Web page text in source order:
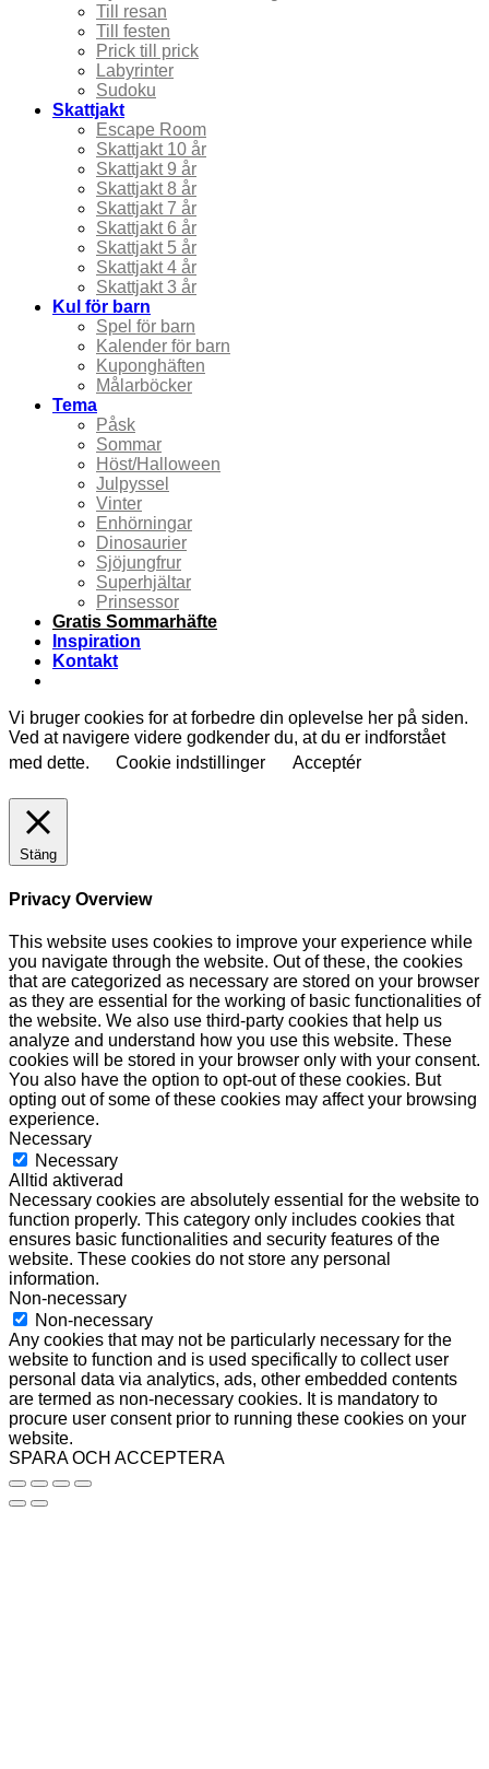
Till resan
Till festen
Prick till prick
Labyrinter
Sudoku
Skattjakt
Escape Room
Skattjakt 10 år
Skattjakt 9 år
Skattjakt 8 år
Skattjakt 7 år
Skattjakt 6 år
Skattjakt 5 år
Skattjakt 4 år
Skattjakt 3 år
Kul för barn
Spel för barn
Kalender för barn
Kuponghäften
Målarböcker
Tema
Påsk
Sommar
Höst/Halloween
Julpyssel
Vinter
Enhörningar
Dinosaurier
Sjöjungfrur
Superhjältar
Prinsessor
Gratis Sommarhäfte
Inspiration
Kontakt
Vi bruger cookies for at forbedre din oplevelse her på siden.
Ved at navigere videre godkender du, at du er indforstået
med dette.
Cookie indstillinger Acceptér
Stäng
Privacy Overview
This website uses cookies to improve your experience while
you navigate through the website. Out of these, the cookies
that are categorized as necessary are stored on your browser
as they are essential for the working of basic functionalities of
the website. We also use third-party cookies that help us
analyze and understand how you use this website. These
cookies will be stored in your browser only with your consent.
You also have the option to opt-out of these cookies. But
opting out of some of these cookies may affect your browsing
experience.
Necessary
Necessary
Alltid aktiverad
Necessary cookies are absolutely essential for the website to
function properly. This category only includes cookies that
ensures basic functionalities and security features of the
website. These cookies do not store any personal
information.
Non-necessary
Non-necessary
Any cookies that may not be particularly necessary for the
website to function and is used specifically to collect user
personal data via analytics, ads, other embedded contents
are termed as non-necessary cookies. It is mandatory to
procure user consent prior to running these cookies on your
website.
SPARA OCH ACCEPTERA